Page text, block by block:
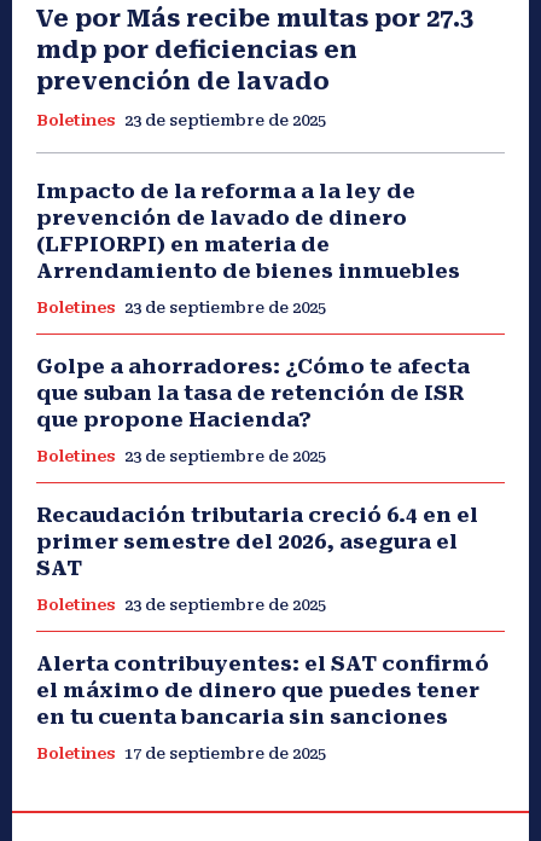
Ve por Más recibe multas por 27.3
mdp por deficiencias en
prevención de lavado
Boletines 23 de septiembre de 2025
Impacto de la reforma a la ley de
prevención de lavado de dinero
(LFPIORPI) en materia de
Arrendamiento de bienes inmuebles
Boletines 23 de septiembre de 2025
Golpe a ahorradores: ¿Cómo te afecta
que suban la tasa de retención de ISR
que propone Hacienda?
Boletines 23 de septiembre de 2025
Recaudación tributaria creció 6.4 en el
primer semestre del 2026, asegura el
SAT
Boletines 23 de septiembre de 2025
Alerta contribuyentes: el SAT confirmó
el máximo de dinero que puedes tener
en tu cuenta bancaria sin sanciones
Boletines 17 de septiembre de 2025